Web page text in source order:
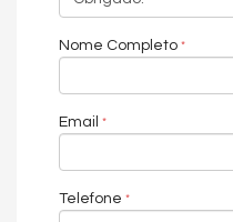
Nome Completo
Email
Telefone